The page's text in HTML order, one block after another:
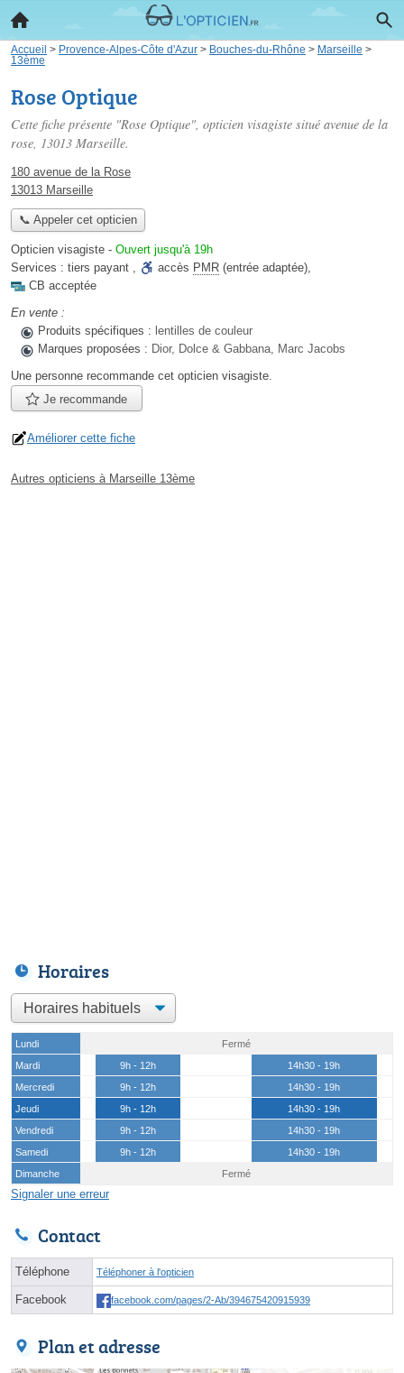
Accueil > Provence-Alpes-Côte d'Azur > Bouches-du-Rhône > Marseille >
13ème
Rose Optique
Cette fiche présente "Rose Optique", opticien visagiste situé avenue de la
rose, 13013 Marseille.
180 avenue de la Rose
13013 Marseille
📞 Appeler cet opticien
Opticien visagiste - Ouvert jusqu'à 19h
Services : tiers payant , accès PMR (entrée adaptée),
CB acceptée
En vente :
Produits spécifiques : lentilles de couleur
Marques proposées : Dior, Dolce & Gabbana, Marc Jacobs
Une personne recommande cet opticien visagiste.
Je recommande
Améliorer cette fiche
Autres opticiens à Marseille 13ème
Horaires
Lundi
Fermé
Mardi
9h - 12h
14h30 - 19h
Mercredi
9h - 12h
14h30 - 19h
Jeudi
9h - 12h
14h30 - 19h
Vendredi
9h - 12h
14h30 - 19h
Samedi
9h - 12h
14h30 - 19h
Dimanche
Fermé
Signaler une erreur
Contact
Téléphone Téléphoner à l'opticien
Facebook facebook.com/pages/2-Ab/394675420915939
Plan et adresse